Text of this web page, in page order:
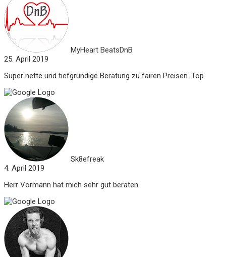
MyHeart BeatsDnB
25. April 2019
Super nette und tiefgründige Beratung zu fairen Preisen. Top
Sk8efreak
4. April 2019
Herr Vormann hat mich sehr gut beraten